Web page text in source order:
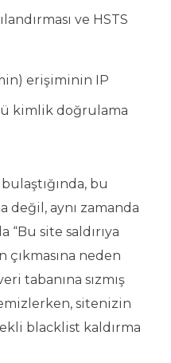
ve HSTS
erişiminin IP
kimlik doğrulama
bu
değil, aynı zamanda
“Bu site saldırıya
çıkmasına neden
tabanına sızmış
sitenizin
blacklist kaldırma